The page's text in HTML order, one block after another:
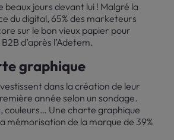
beaux jours devant lui ! Malgré la
du digital, 65% des marketeurs
sur le bon vieux papier pour
d’après l’Adetem.
graphique
dans la création de leur
année selon un sondage.
couleurs… Une charte graphique
mémorisation de la marque de 39%